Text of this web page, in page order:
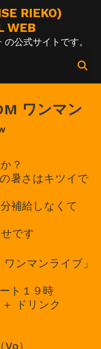
RIEKO)
WEB
公式サイトです。
ワンマン
？
暑さはキツイで
補給しなくて
です
ンマンライブ」
ト１９時
ドリンク
）